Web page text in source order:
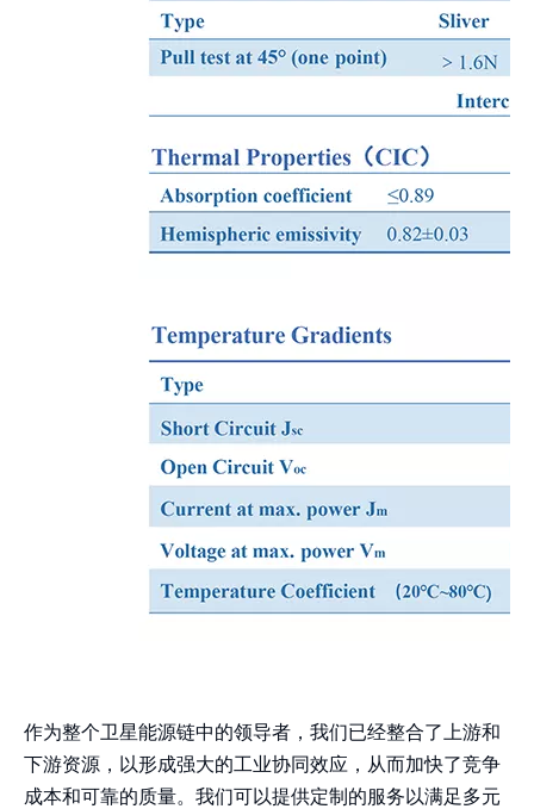
作为整个卫星能源链中的领导者，我们已经整合了上游和
下游资源，以形成强大的工业协同效应，从而加快了竞争
成本和可靠的质量。我们可以提供定制的服务以满足多元